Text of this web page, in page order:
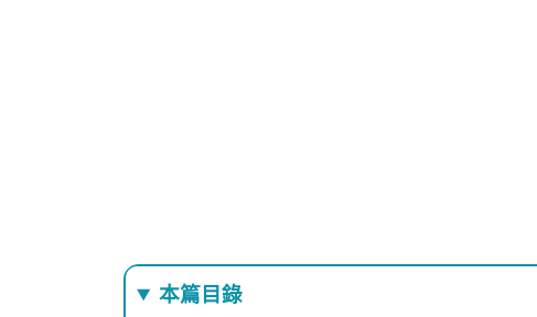
本篇目錄